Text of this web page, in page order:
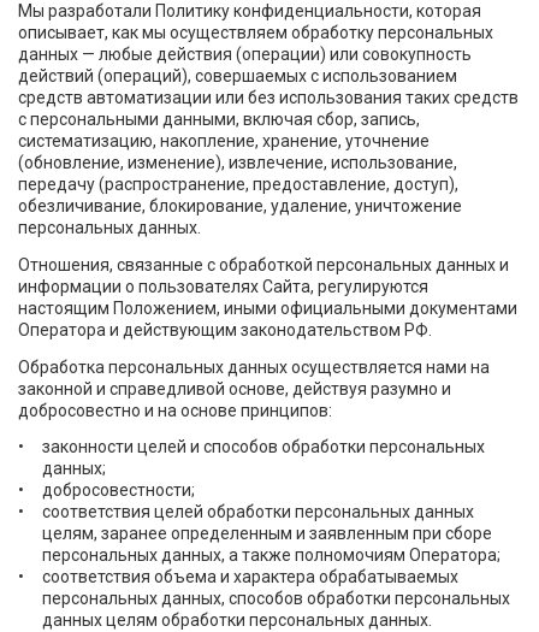
Мы разработали Политику конфиденциальности, которая
описывает, как мы осуществляем обработку персональных
данных — любые действия (операции) или совокупность
действий (операций), совершаемых с использованием
средств автоматизации или без использования таких средств
с персональными данными, включая сбор, запись,
систематизацию, накопление, хранение, уточнение
(обновление, изменение), извлечение, использование,
передачу (распространение, предоставление, доступ),
обезличивание, блокирование, удаление, уничтожение
персональных данных.
Отношения, связанные с обработкой персональных данных и
информации о пользователях Сайта, регулируются
настоящим Положением, иными официальными документами
Оператора и действующим законодательством РФ.
Обработка персональных данных осуществляется нами на
законной и справедливой основе, действуя разумно и
добросовестно и на основе принципов:
законности целей и способов обработки персональных
данных;
добросовестности;
соответствия целей обработки персональных данных
целям, заранее определенным и заявленным при сборе
персональных данных, а также полномочиям Оператора;
соответствия объема и характера обрабатываемых
персональных данных, способов обработки персональных
данных целям обработки персональных данных.